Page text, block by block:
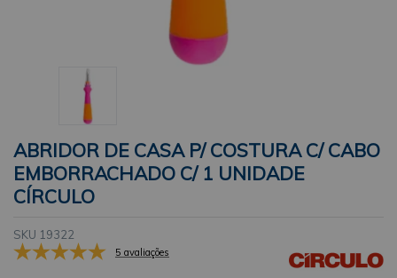
ABRIDOR DE CASA P/ COSTURA C/ CABO
EMBORRACHADO C/ 1 UNIDADE
CÍRCULO
SKU 19322
5 avaliações